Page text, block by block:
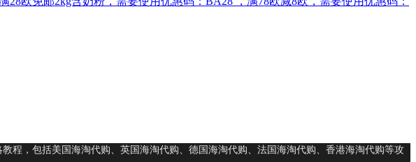
程，包括美国海淘代购、英国海淘代购、德国海淘代购、法国海淘代购、香港海淘代购等攻